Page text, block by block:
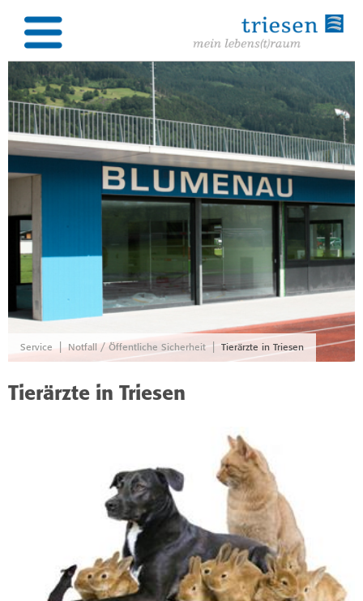
Service Notfall / Öffentliche Sicherheit Tierärzte in Triesen
Tierärzte in Triesen